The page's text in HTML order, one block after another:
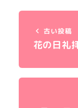
古い投稿
花の日礼